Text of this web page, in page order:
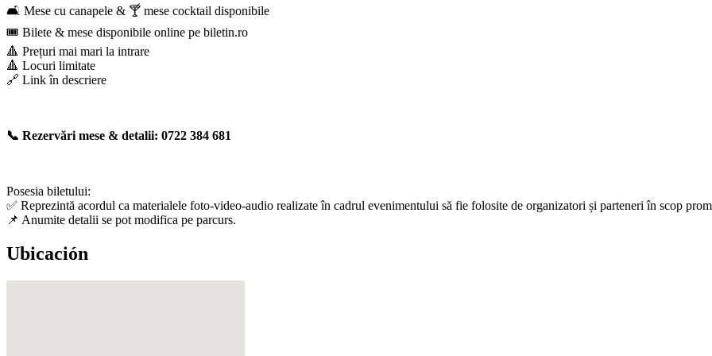
🛋️ Mese cu canapele & 🍸 mese cocktail disponibile
🎟️ Bilete & mese disponibile online pe biletin.ro
🔺 Prețuri mai mari la intrare
🔺 Locuri limitate
🔗 Link în descriere
📞 Rezervări mese & detalii: 0722 384 681
Posesia biletului:
✅ Reprezintă acordul ca materialele foto-video-audio realizate în cadrul evenimentului să fie folosite de organizatori și parteneri în scop
📌 Anumite detalii se pot modifica pe parcurs.
Ubicación